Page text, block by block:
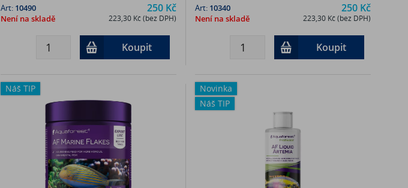
250 Kč
223,30 Kč (bez DPH)
Art: 10490
Není na skladě
Koupit
250 Kč
223,30 Kč (bez DPH)
Art: 10340
Není na skladě
Koupit
Náš TIP
Novinka
Náš TIP